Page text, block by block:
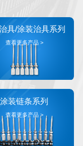
具/涂装治具系列
查看更多产品 >
涂装链条系列
查看更多产品 >